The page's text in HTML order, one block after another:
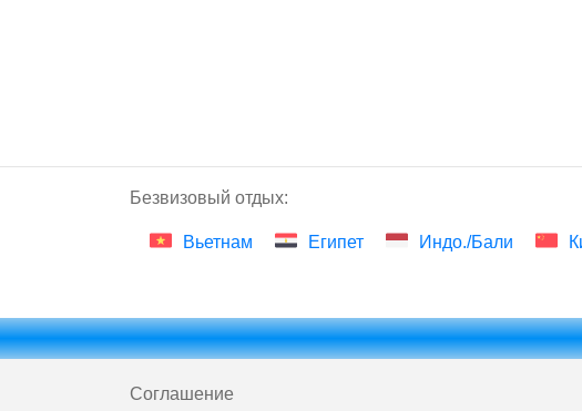
Безвизовый отдых:
Вьетнам Египет Индо./Бали
Соглашение